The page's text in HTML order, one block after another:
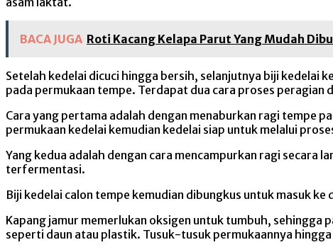
BACA JUGA Roti Kacang Kelapa Parut Yang Mudah
Setelah kedelai dicuci hingga bersih, selanjutnya biji kedelai
pada permukaan tempe. Terdapat dua cara proses peragian
Cara yang pertama adalah dengan menaburkan ragi tempe
permukaan kedelai kemudian kedelai siap untuk melalui
Yang kedua adalah dengan cara mencampurkan ragi secara
terfermentasi.
Biji kedelai calon tempe kemudian dibungkus untuk masuk
Kapang jamur memerlukan oksigen untuk tumbuh, sehingga
seperti daun atau plastik. Tusuk-tusuk permukaannya